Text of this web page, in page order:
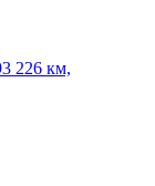
226 км,